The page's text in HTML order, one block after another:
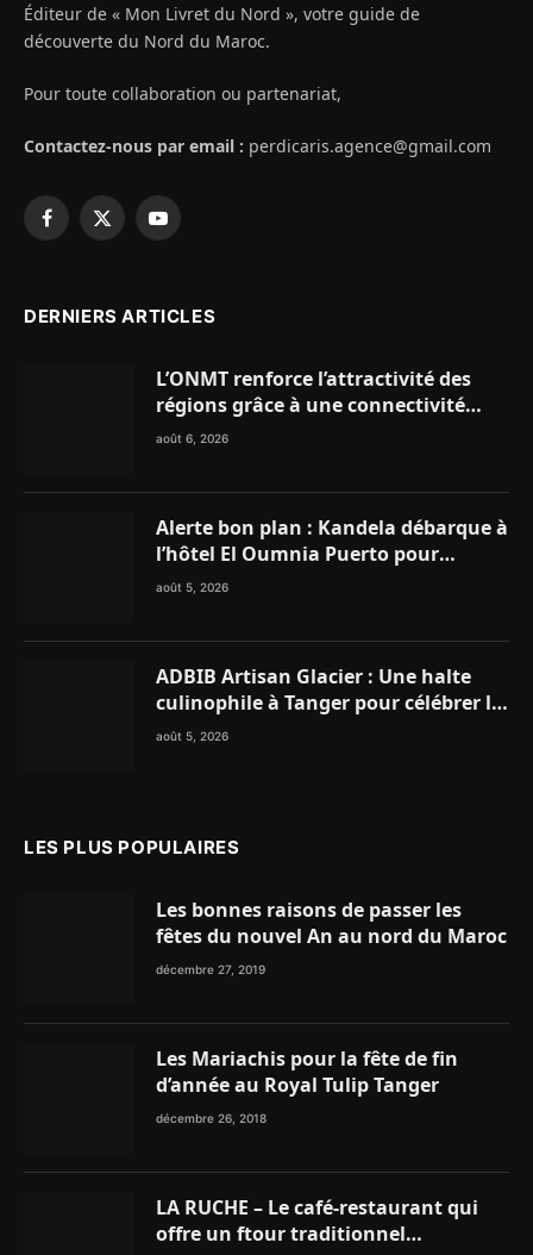
Éditeur de « Mon Livret du Nord », votre guide de
découverte du Nord du Maroc.
Pour toute collaboration ou partenariat,
Contactez-nous par email : perdicaris.agence@gmail.com
Facebook
X
YouTube
DERNIERS ARTICLES
L’ONMT renforce l’attractivité des
régions grâce à une connectivité
aérienne historique de Ryanair
août 6, 2026
Alerte bon plan : Kandela débarque à
l’hôtel El Oumnia Puerto pour
enflammer le Chiringuito Malibu
août 5, 2026
ADBIB Artisan Glacier : Une halte
culinophile à Tanger pour célébrer la
glace traditionnelle aux matières
août 5, 2026
LES PLUS POPULAIRES
Les bonnes raisons de passer les
fêtes du nouvel An au nord du Maroc
décembre 27, 2019
Les Mariachis pour la fête de fin
d’année au Royal Tulip Tanger
décembre 26, 2018
LA RUCHE – Le café-restaurant qui
offre un ftour traditionnel